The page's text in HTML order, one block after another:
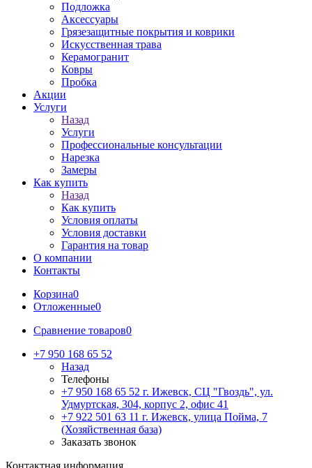
Подложка
Аксессуары
Грязезащитные покрытия и коврики
Искусственная трава
Керамогранит
Ковры
Пробка
Акции
Услуги
Назад
Услуги
Профессиональные консультации
Нарезка
Замеры
Как купить
Назад
Как купить
Условия оплаты
Условия доставки
Гарантия на товар
О компании
Контакты
Корзина0
Отложенные0
Сравнение товаров0
+7 950 168 65 52
Назад
Телефоны
+7 950 168 65 52 г. Ижевск, СЦ "Гвоздь", ул.
Удмуртская, 304, корпус 2, офис 41
+7 922 501 63 11 г. Ижевск, улица Пойма, 7
(Хозяйственная база)
Заказать звонок
Контактная информация